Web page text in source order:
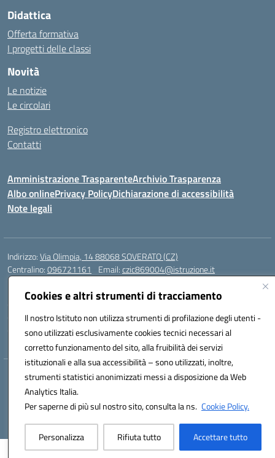
Cookies e altri strumenti di tracciamento
Il nostro Istituto non utilizza strumenti di profilazione degli utenti -
sono utilizzati esclusivamente cookies tecnici necessari al
corretto funzionamento del sito, alla fruibilità dei servizi
istituzionali e alla sua accessibilità – sono utilizzati, inoltre,
strumenti statistici anonimizzati messi a disposizione da Web
Analytics Italia.
Per saperne di più sul nostro sito, consulta la ns. Cookie Policy.
Personalizza Rifiuta tutto Accettare tutto
Didattica
Offerta formativa
I progetti delle classi
Novità
Le notizie
Le circolari
Registro elettronico
Contatti
Amministrazione TrasparenteArchivio Trasparenza
Albo onlinePrivacy PolicyDichiarazione di accessibilità
Note legali
Indirizzo:Via Olimpia, 14 88068 SOVERATO (CZ)
Centralino:096721161 Email:czic869004@istruzione.it
Posta elettronica certificata (PEC):
Codice meccanografico:CZIC869004
Codice unico di fatturazione (CUF): UFKGA0
Hosting & Powered by 3D Solution S.r.l.
Concept & Design by Designers Italia